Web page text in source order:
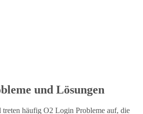
und Lösungen
häufig O2 Login Probleme auf, die